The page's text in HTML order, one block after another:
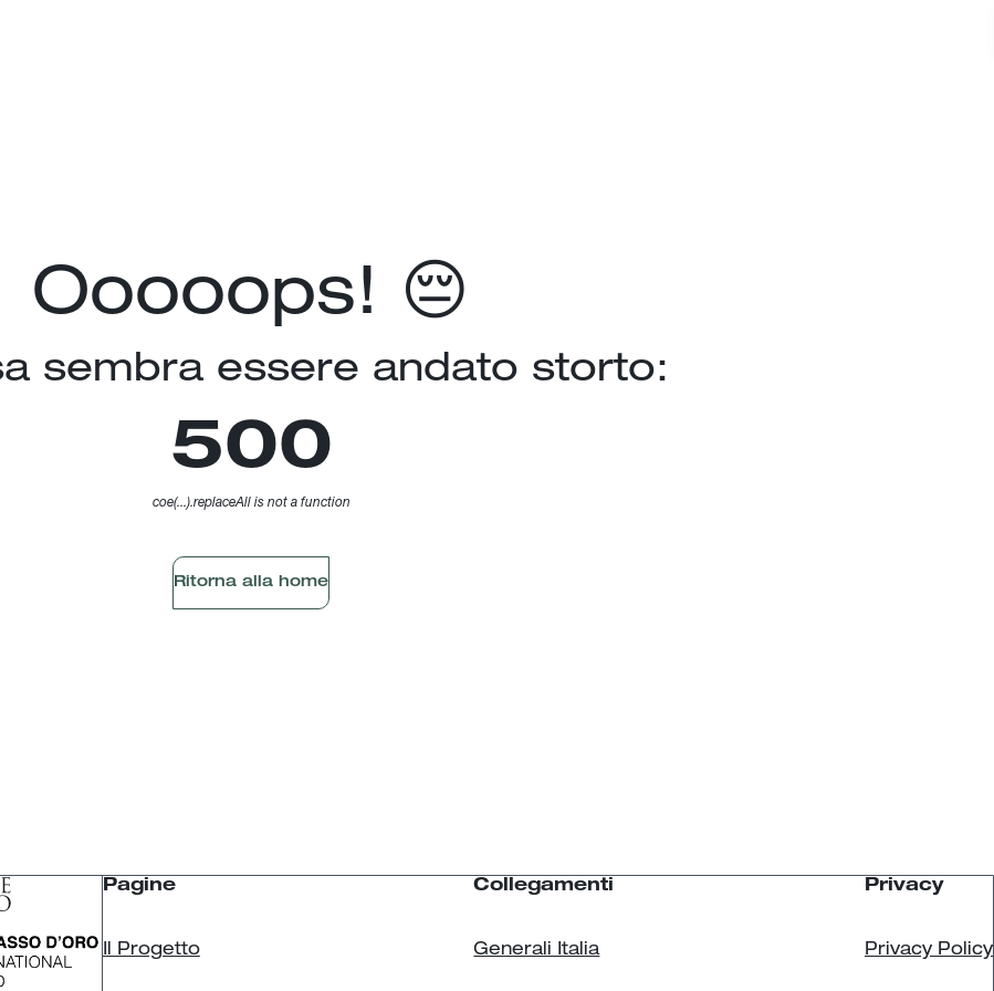
Ooooops! 😔
sembra essere andato storto:
500
coe(...).replaceAll is not a function
Ritorna alla home
Pagine
Il Progetto
Collegamenti
Generali Italia
Privacy
Privacy Policy